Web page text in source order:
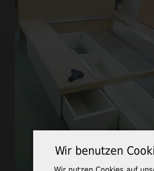
Wir benutzen